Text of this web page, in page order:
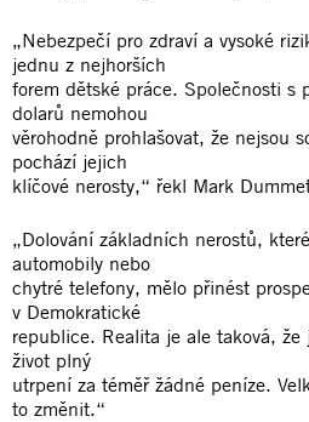
„Nebezpečí pro zdraví a vysoké
jednu z nejhorších
forem dětské práce. Společnosti
dolarů nemohou
věrohodně prohlašovat, že nejsou
pochází jejich
klíčové nerosty,“ řekl Mark
„Dolování základních nerostů,
automobily nebo
chytré telefony, mělo přinést
v Demokratické
republice. Realita je ale taková,
život plný
utrpení za téměř žádné peníze.
to změnit.“